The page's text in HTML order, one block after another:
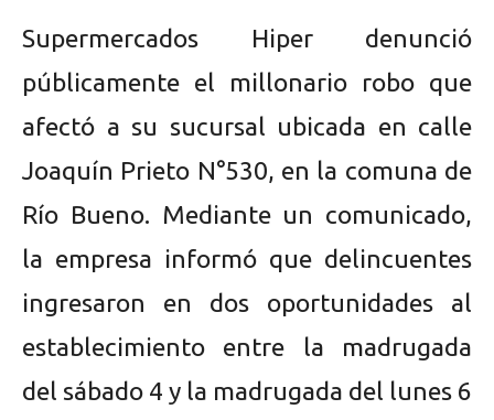
Supermercados Hiper denunció
públicamente el millonario robo que
afectó a su sucursal ubicada en calle
Joaquín Prieto N°530, en la comuna de
Río Bueno. Mediante un comunicado,
la empresa informó que delincuentes
ingresaron en dos oportunidades al
establecimiento entre la madrugada
del sábado 4 y la madrugada del lunes 6